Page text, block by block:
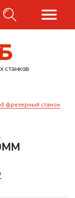
станков
фрезерный станок